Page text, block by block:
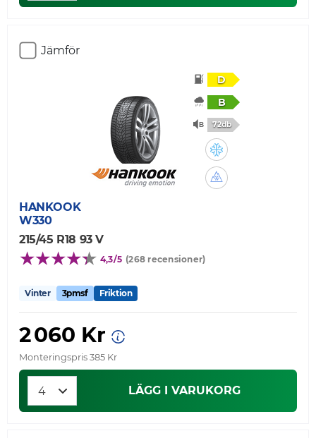
Jämför
D
B
72db
HANKOOK
W330
215/45 R18 93 V
4,3/5 (268 recensioner)
Vinter 3pmsf Friktion
2 060 Kr
Monteringspris 385 Kr
LÄGG I VARUKORG